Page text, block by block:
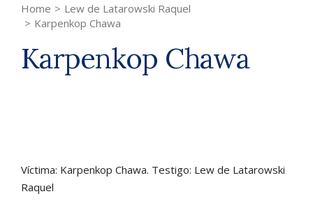
Home > Lew de Latarowski Raquel
> Karpenkop Chawa
Karpenkop Chawa
Víctima: Karpenkop Chawa. Testigo: Lew de Latarowski
Raquel